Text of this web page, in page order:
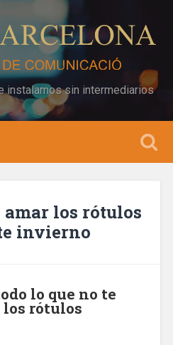
instalamos sin intermediarios
amar los rótulos
invierno
lo que no te
los rótulos